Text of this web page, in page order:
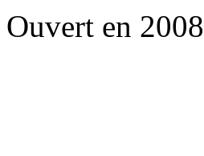
Ouvert en